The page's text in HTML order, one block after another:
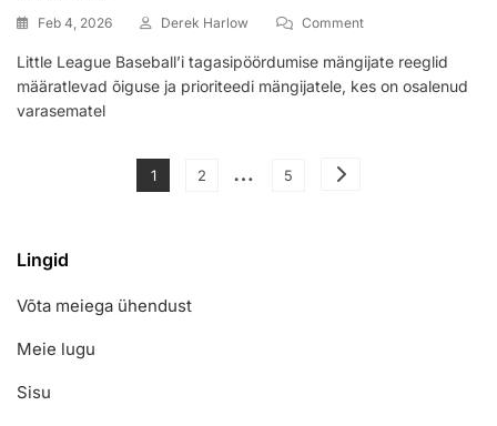
Feb 4, 2026 Derek Harlow CommentOn
League’i
Pesapalli
Little League Baseball’i tagasipöördumise mängijate reeglid
määratlevad õiguse ja prioriteedi mängijatele, kes on osalenud
varasematel
Posts
Page
1 Page
2 … Page
5
Lingid
Võta meiega ühendust
Meie lugu
Sisu